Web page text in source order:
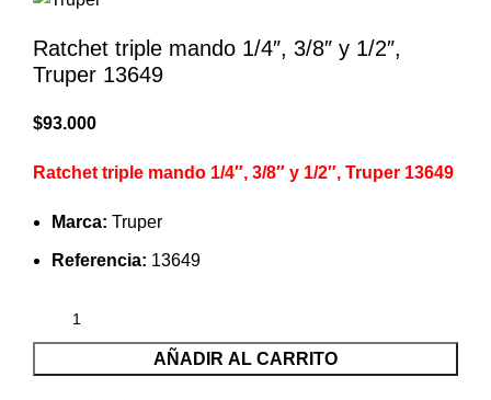
Ratchet triple mando 1/4″, 3/8″ y 1/2″,
Truper 13649
$93.000
Ratchet triple mando 1/4″, 3/8″ y 1/2″, Truper 13649
Marca: Truper
Referencia: 13649
AÑADIR AL CARRITO